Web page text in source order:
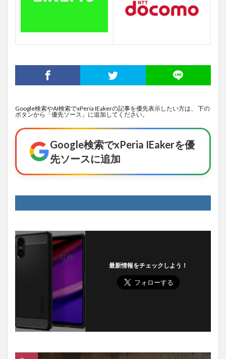
Google検索やAI検索でxPeria IEakerの記事を優先表示したい方は、 下の
ボタンから「優先ソース」に追加してください。
Google検索でxPeria IEakerを優
先ソースに追加
最新情報をチェックしよう！